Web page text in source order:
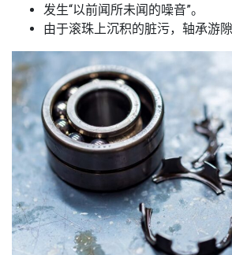
发生“以前闻所未闻的噪音”。
由于滚珠上沉积的脏污，轴承游隙